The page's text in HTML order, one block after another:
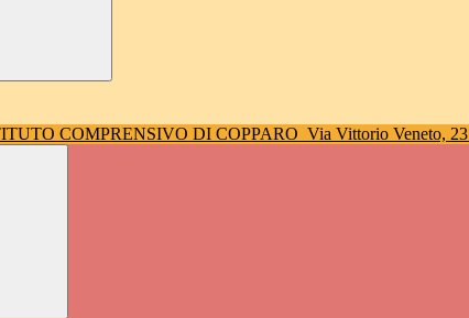
COMPRENSIVO DI COPPARO Via Vittorio Veneto, 23